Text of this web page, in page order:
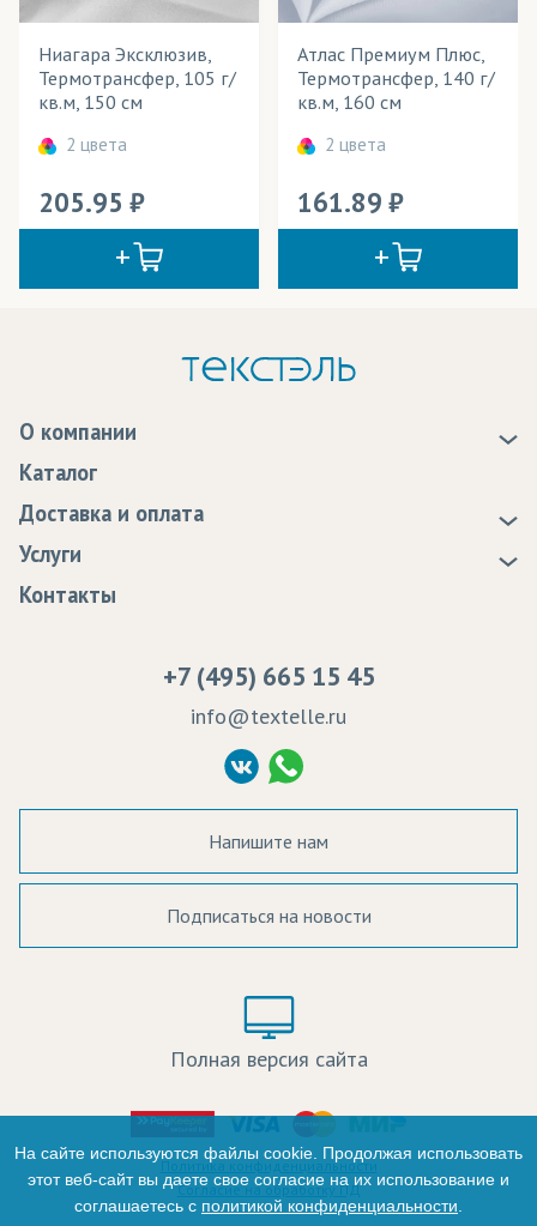
Ниагара Эксклюзив,
Термотрансфер, 105 г/
кв.м, 150 см
2 цвета
205.95
Атлас Премиум Плюс,
Термотрансфер, 140 г/
кв.м, 160 см
2 цвета
161.89
О компании
Статьи
Программа лояльности
Сертификаты качества
Судебные решения
Политика Конфиденциальности
Согласие на обработку ПД
Каталог
Доставка и оплата
Доставка
Оплата
Услуги
Образцы
Контакты
+7 (495) 665 15 45
info@textelle.ru
Напишите нам
Подписаться на новости
Полная версия сайта
Политика конфиденциальности
Согласие на обработку ПД
-
На сайте используются файлы cookie. Продолжая использовать
этот веб-сайт вы даете свое согласие на их использование и
соглашаетесь с политикой конфиденциальности